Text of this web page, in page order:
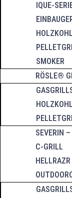
IQUE-
SMOKER
RÖSLE®
SEVERIN
C-GRILL